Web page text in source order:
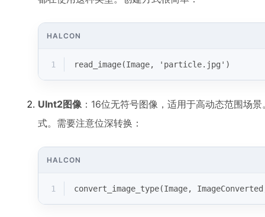
HALCON
1 read_image(Image, 'particle.jpg')
UInt2图像：16位无符号图像，适用于高动态范围场
式。需要注意位深转换：
HALCON
1 convert_image_type(Image,